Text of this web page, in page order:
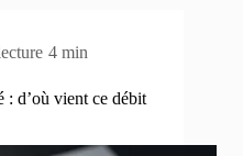
4 min
: d’où vient ce débit